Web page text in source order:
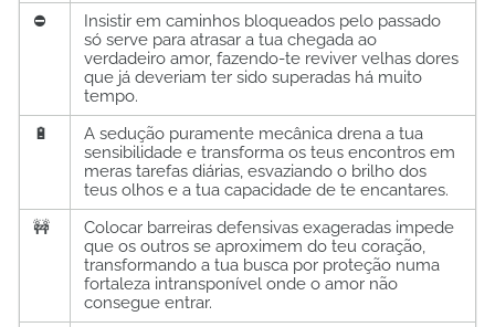
⛔
Insistir em caminhos bloqueados pelo passado
só serve para atrasar a tua chegada ao
verdadeiro amor, fazendo-te reviver velhas dores
que já deveriam ter sido superadas há muito
tempo.
🔋
A sedução puramente mecânica drena a tua
sensibilidade e transforma os teus encontros em
meras tarefas diárias, esvaziando o brilho dos
teus olhos e a tua capacidade de te encantares.
🚧
Colocar barreiras defensivas exageradas impede
que os outros se aproximem do teu coração,
transformando a tua busca por proteção numa
fortaleza intransponível onde o amor não
consegue entrar.